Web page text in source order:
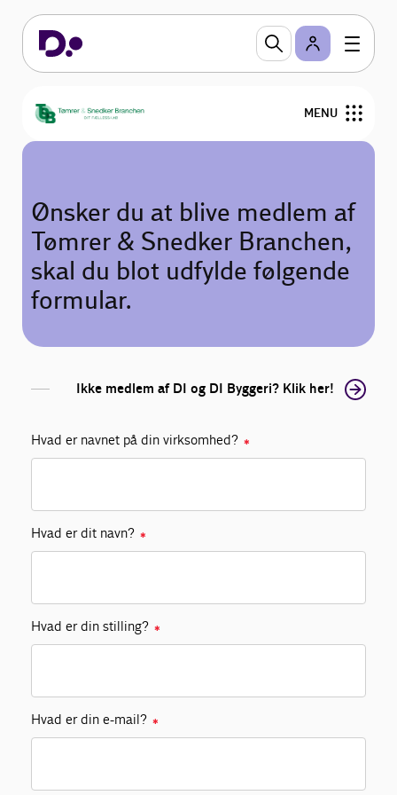
MENU
Medlemstilbud
Bliv medlem
Nyheder
Kurser og Gå-hjem-møder
Medlemmer
Kontakt
Ønsker du at blive medlem af
Tømrer & Snedker Branchen,
skal du blot udfylde følgende
formular.
Ikke medlem af DI og DI Byggeri? Klik her!
Hvad er navnet på din virksomhed? ✱
Hvad er dit navn? ✱
Hvad er din stilling? ✱
Hvad er din e-mail? ✱